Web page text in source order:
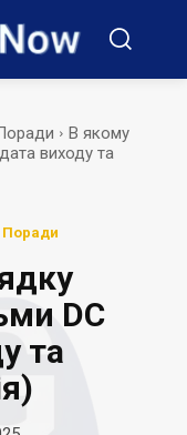
В якому
виходу та
Поради
DC
та